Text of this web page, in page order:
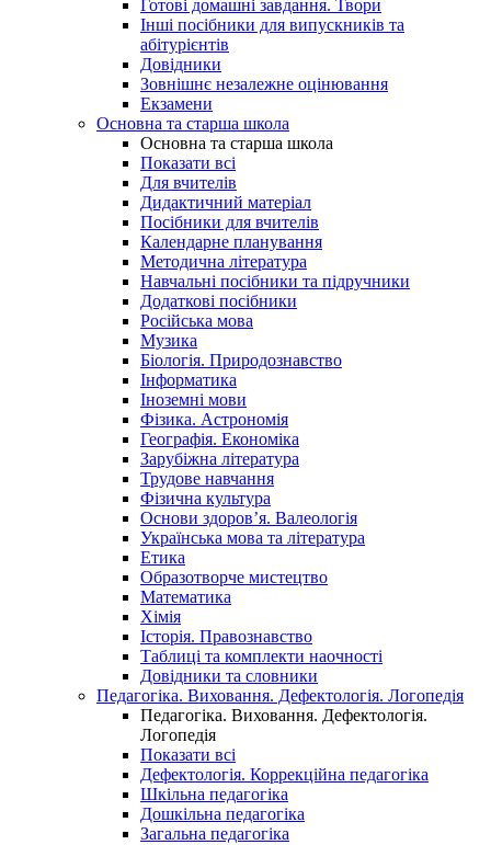
Готові домашні завдання. Твори
Інші посібники для випускників та
абітурієнтів
Довідники
Зовнішнє незалежне оцінювання
Екзамени
Основна та старша школа
Основна та старша школа
Показати всі
Для вчителів
Дидактичний матеріал
Посібники для вчителів
Календарне планування
Методична література
Навчальні посібники та підручники
Додаткові посібники
Російська мова
Музика
Біологія. Природознавство
Інформатика
Іноземні мови
Фізика. Астрономія
Географія. Економіка
Зарубіжна література
Трудове навчання
Фізична культура
Основи здоров’я. Валеологія
Українська мова та література
Етика
Образотворче мистецтво
Математика
Хімія
Історія. Правознавство
Таблиці та комплекти наочності
Довідники та словники
Педагогіка. Виховання. Дефектологія. Логопедія
Педагогіка. Виховання. Дефектологія.
Логопедія
Показати всі
Дефектологія. Коррекційна педагогіка
Шкільна педагогіка
Дошкільна педагогіка
Загальна педагогіка